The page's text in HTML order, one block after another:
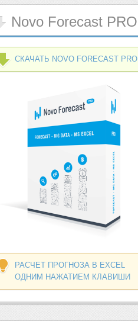
Novo Forecast PRO
СКАЧАТЬ NOVO FORECAST PRO
РАСЧЕТ ПРОГНОЗА В EXCEL
ОДНИМ НАЖАТИЕМ КЛАВИШИ